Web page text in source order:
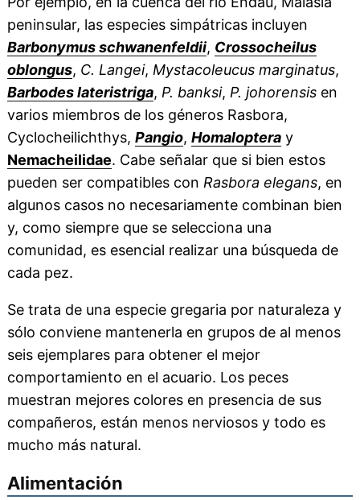
peninsular, las especies simpátricas incluyen
Barbonymus schwanenfeldii, Crossocheilus
oblongus, C. Langei, Mystacoleucus marginatus,
Barbodes lateristriga, P. banksi, P. johorensisen
varios miembros de los géneros Rasbora,
Cyclocheilichthys, Pangio, Homalopteray
Nemacheilidae. Cabe señalar que si bien estos
pueden ser compatibles con Rasbora elegans, en
algunos casos no necesariamente combinan bien
y, como siempre que se selecciona una
comunidad, es esencial realizar una búsqueda de
cada pez.
Se trata de una especie gregaria por naturaleza y
sólo conviene mantenerla en grupos de al menos
seis ejemplares para obtener el mejor
comportamiento en el acuario. Los peces
muestran mejores colores en presencia de sus
compañeros, están menos nerviosos y todo es
mucho más natural.
Alimentación